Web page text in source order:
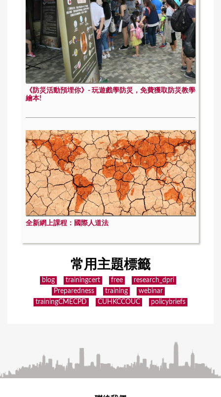
《防災活動預埋你》- 玩遊戲學防災，免費獲取防災教學
繪本!
全新網上課程：國際人道法
常用主題標籤
blog trainingcert free
research_dpri
Preparedness
training
webinar
trainingCMECPD
CUHKCCOUC policybriefs